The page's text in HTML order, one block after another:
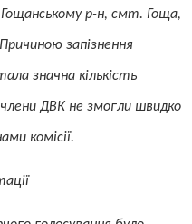
Гощанському р-н, смт. Гоща,
запізнення
значна кількість
ДВК не змогли швидко
комісії.